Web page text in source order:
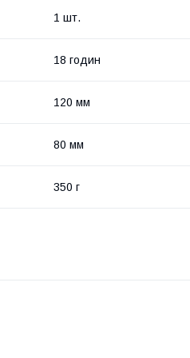
1 шт.
18 годин
120 мм
80 мм
350 г